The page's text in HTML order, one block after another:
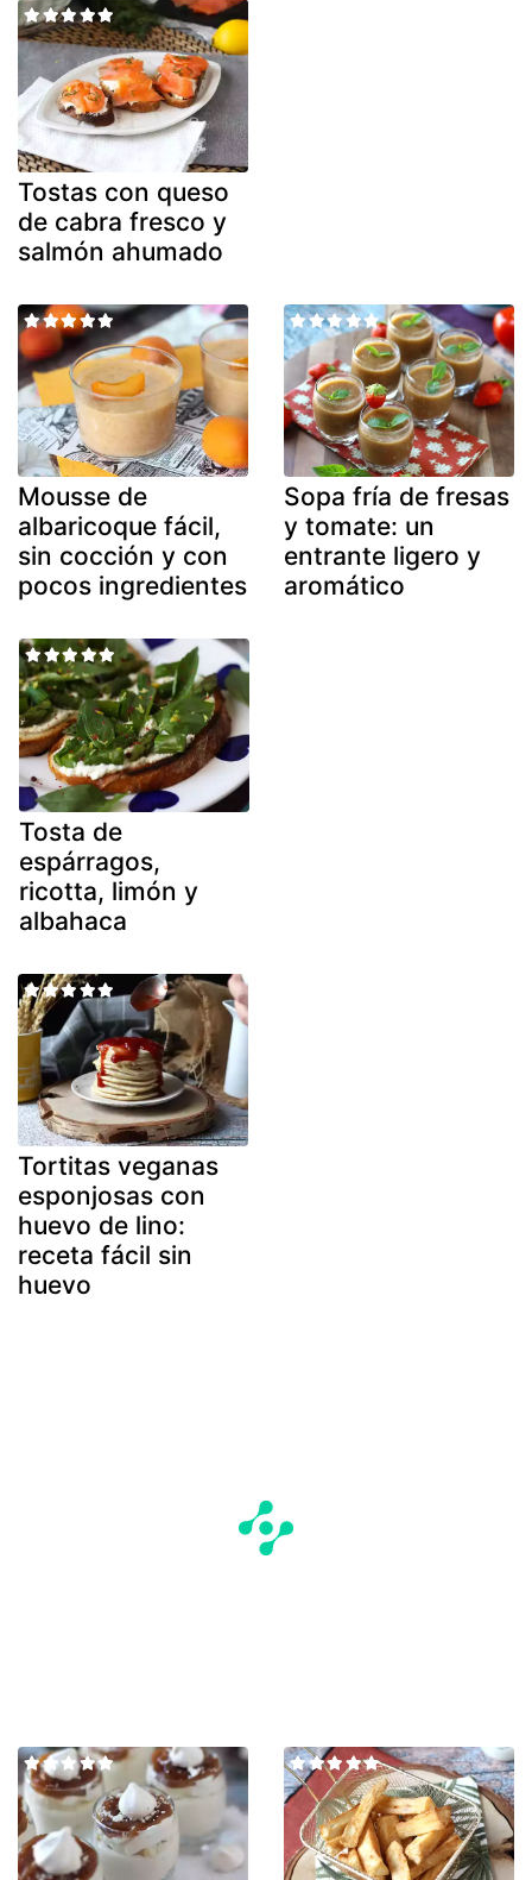
Tostas con queso
de cabra fresco y
salmón ahumado
Mousse de
albaricoque fácil,
sin cocción y con
pocos ingredientes
Sopa fría de fresas
y tomate: un
entrante ligero y
aromático
Tosta de
espárragos,
ricotta, limón y
albahaca
Tortitas veganas
esponjosas con
huevo de lino:
receta fácil sin
huevo